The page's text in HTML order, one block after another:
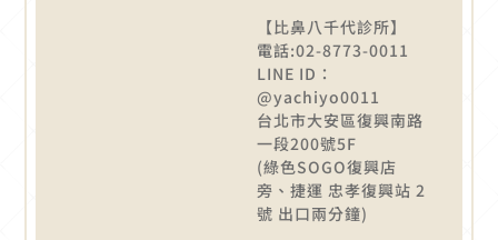
【比鼻八千代診所】
電話:02-8773-0011
LINE ID：
@yachiyo0011
台北市大安區復興南路
一段200號5F
(綠色SOGO復興店
旁、捷運 忠孝復興站 2
號 出口兩分鐘)